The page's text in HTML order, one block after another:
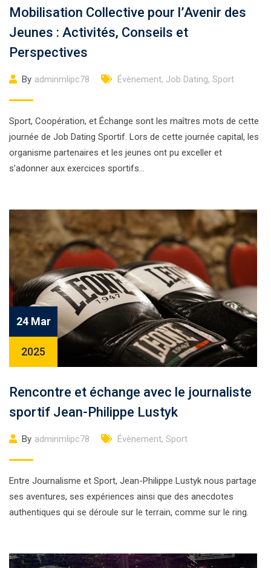
Mobilisation Collective pour l’Avenir des
Jeunes : Activités, Conseils et
Perspectives
By adminmlipc78 Évènement, Job Dating, Sport
Sport, Coopération, et Échange sont les maîtres mots de cette
journée de Job Dating Sportif. Lors de cette journée capital, les
organisme partenaires et les jeunes ont pu exceller et
s’adonner aux exercices sportifs…
24 Mar
2025
Rencontre et échange avec le journaliste
sportif Jean-Philippe Lustyk
By adminmlipc78 Évènement, Sport
Entre Journalisme et Sport, Jean-Philippe Lustyk nous partage
ses aventures, ses expériences ainsi que des anecdotes
authentiques qui se déroule sur le terrain, comme sur le ring.